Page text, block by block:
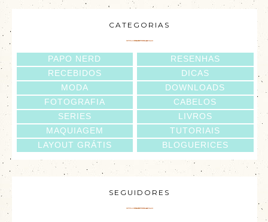
CATEGORIAS
RESENHAS
DICAS
DOWNLOADS
CABELOS
LIVROS
TUTORIAIS
BLOGUERICES
PAPO NERD
RECEBIDOS
MODA
FOTOGRAFIA
SERIES
MAQUIAGEM
LAYOUT GRÁTIS
SEGUIDORES